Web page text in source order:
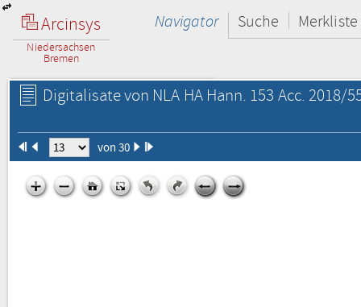
Arcinsys
Niedersachsen
Bremen
Navigator Suche Merkliste
Digitalisate von NLA HA Hann. 153 Acc. 2018/
von 30